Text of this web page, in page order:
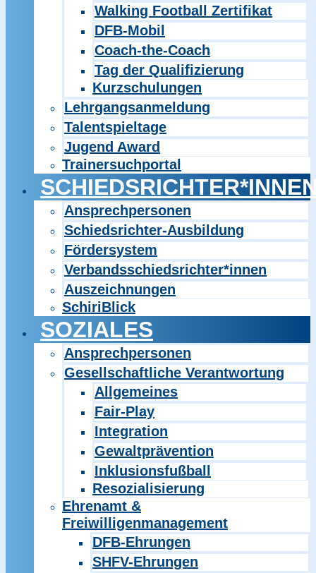
Walking Football Zertifikat
DFB-Mobil
Coach-the-Coach
Tag der Qualifizierung
Kurzschulungen
Lehrgangsanmeldung
Talentspieltage
Jugend Award
Trainersuchportal
Ansprechpersonen
Schiedsrichter-Ausbildung
Fördersystem
Verbandsschiedsrichter*innen
Auszeichnungen
SchiriBlick
SOZIALES
Ansprechpersonen
Gesellschaftliche Verantwortung
Allgemeines
Fair-Play
Integration
Gewaltprävention
Inklusionsfußball
Resozialisierung
Ehrenamt &
Freiwilligenmanagement
DFB-Ehrungen
SHFV-Ehrungen